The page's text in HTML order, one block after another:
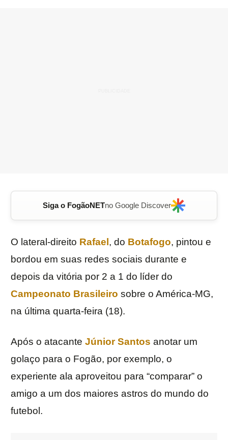
Siga o FogãoNETno Google Discover
O lateral-direito Rafael , do Botafogo, pintou e
bordou em suas redes sociais durante e
depois da vitória por 2 a 1 do líder do
Campeonato Brasileiro sobre o América-MG,
na última quarta-feira (18).
Após o atacante Júnior Santos anotar um
golaço para o Fogão, por exemplo, o
experiente ala aproveitou para “comparar” o
amigo a um dos maiores astros do mundo do
futebol.